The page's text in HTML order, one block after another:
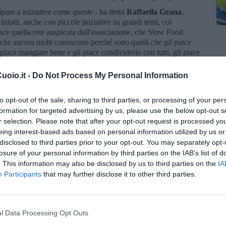
- Do Not Process My Personal Information
opt-out of the sale, sharing to third parties, or processing of your
for targeted advertising by us, please use the below opt-out
selection. Please note that after your opt-out request is processed
interest-based ads based on personal information utilized by us
to third parties prior to your opt-out. You may separately
of your personal information by third parties on the IAB’s list of
This information may also be disclosed by us to third parties on the
Participants that may further disclose it to other third parties.
Data Processing Opt Outs
a iniziative come queste - ha detto Raffaella Grana,
anche con piccole iniziative su grandi temi, col
quella rete auspicata dall'associazione, che Slow Food
ancora molti conoscono perché sono quelli che gli piace
mangiare bene e gli piace condividerlo con tutti, gli piace
e lasciare in consegna alle generazioni future così
Il Co
ngresso internazionale di Slow Food dello scorso
le tematiche ambientali e sociali strettamente connesse con
del cibo: la responsabilità del cambiamento climatico, la
della biodiversità come unica strategia possibile per il pianeta,
plastica. L'ultima campagna internazionale dell'associazione,
i comportamenti alimentari con i cambiamenti climatici è
Slow Food Toscana le assume e le difende e lavora
incontrando e confrontandosi con enti associazioni e
apparentemente piccole. Piccole, sì, come un seme".
iscriviti alla
Newsletter QUInews - ToscanaMedia.